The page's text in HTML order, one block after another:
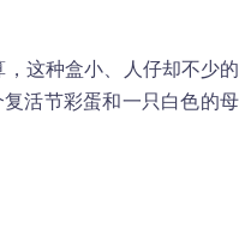
这种盒小、人仔却不少
活节彩蛋和一只白色的